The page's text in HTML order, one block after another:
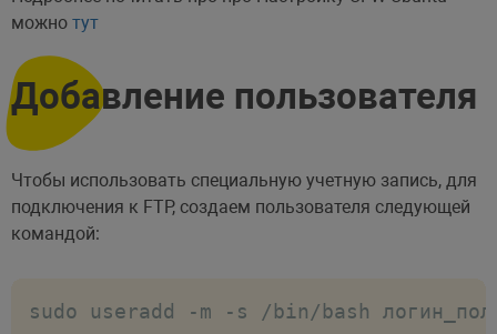
можно тут
Добавление пользователя
Чтобы использовать специальную учетную запись, для
подключения к FTP, создаем пользователя следующей
командой:
sudo useradd -m -s /bin/bash